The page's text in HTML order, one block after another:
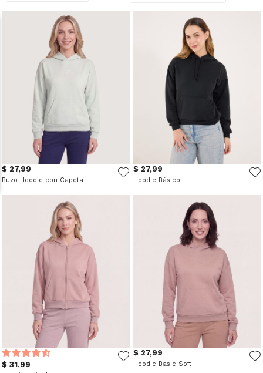
$ 27,99
Buzo Hoodie con Capota
$ 27,99
Hoodie Básico
$ 31,99
$ 27,99
Hoodie Basic Soft